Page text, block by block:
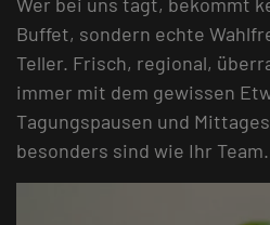
Buffet, sondern echte
Teller. Frisch, regional,
immer mit dem gewissen
Tagungspausen und
besonders sind wie Ihr Team.